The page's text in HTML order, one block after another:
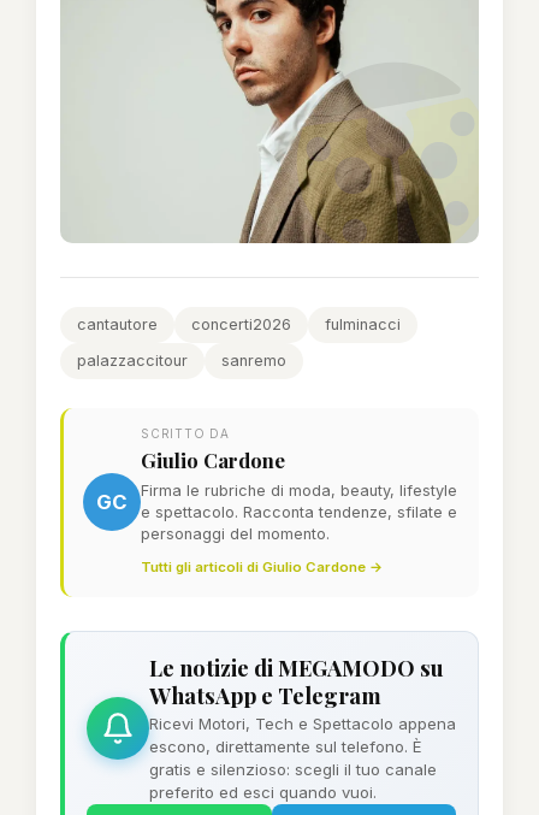
cantautore concerti2026
fulminacci
palazzaccitour
sanremo
GC
SCRITTO DA
Giulio Cardone
Firma le rubriche di moda, beauty, lifestyle
e spettacolo. Racconta tendenze, sfilate e
personaggi del momento.
Tutti gli articoli di Giulio Cardone →
Le notizie di MEGAMODO su
WhatsApp e Telegram
Ricevi Motori, Tech e Spettacolo appena
escono, direttamente sul telefono. È
gratis e silenzioso: scegli il tuo canale
preferito ed esci quando vuoi.